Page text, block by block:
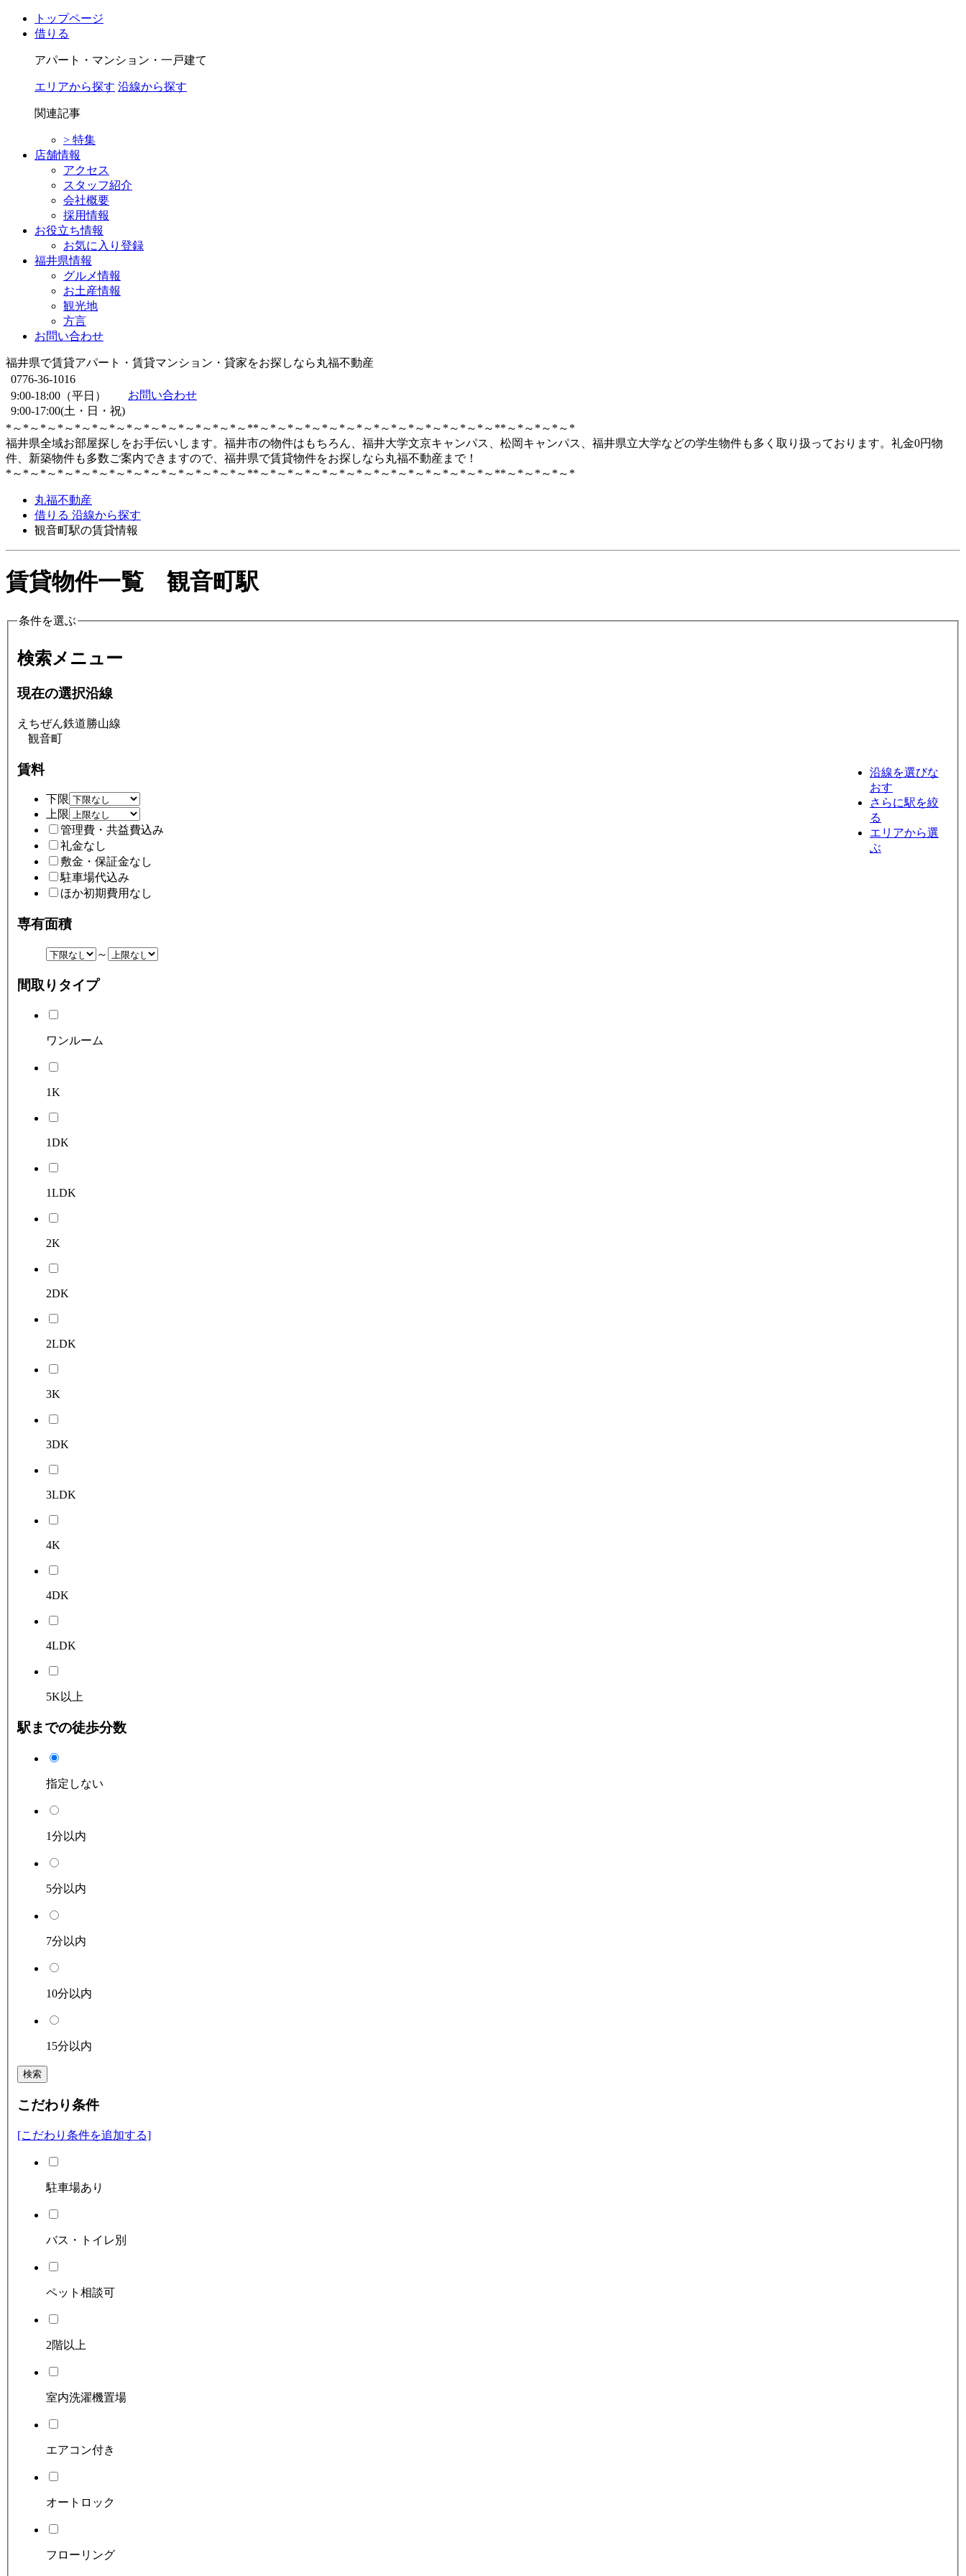
トップページ
借りる
アパート・マンション・一戸建て
エリアから探す 沿線から探す
関連記事
> 特集
店舗情報
アクセス
スタッフ紹介
会社概要
採用情報
お役立ち情報
お気に入り登録
福井県情報
グルメ情報
お土産情報
観光地
方言
お問い合わせ
福井県で賃貸アパート・賃貸マンション・貸家をお探しなら丸福不動産
0776-36-1016
お問い合わせ
9:00-18:00（平日）
9:00-17:00(土・日・祝)
*～*～*～*～*～*～*～*～*～*～*～*～*～*～**～*～*～*～*～*～*～*～*～*～*～*～*～*～**～*～*～*～*
福井県全域お部屋探しをお手伝いします。福井市の物件はもちろん、福井大学文京キャンパス、松岡キャンパス、福井県立大学などの学生物件も多く取り扱っております。礼金0円物
件、新築物件も多数ご案内できますので、福井県で賃貸物件をお探しなら丸福不動産まで！
*～*～*～*～*～*～*～*～*～*～*～*～*～*～**～*～*～*～*～*～*～*～*～*～*～*～*～*～**～*～*～*～*
丸福不動産
借りる 沿線から探す
観音町駅の賃貸情報
賃貸物件一覧 観音町駅
条件を選ぶ
検索メニュー
現在の選択沿線
えちぜん鉄道勝山線
観音町
沿線を選びな
おす
さらに駅を絞
る
エリアから選
ぶ
賃料
下限
上限
管理費・共益費込み
礼金なし
敷金・保証金なし
駐車場代込み
ほか初期費用なし
専有面積
～
間取りタイプ
ワンルーム
1K
1DK
1LDK
2K
2DK
2LDK
3K
3DK
3LDK
4K
4DK
4LDK
5K以上
駅までの徒歩分数
指定しない
1分以内
5分以内
7分以内
10分以内
15分以内
検索
こだわり条件
[こだわり条件を追加する]
駐車場あり
バス・トイレ別
ペット相談可
2階以上
室内洗濯機置場
エアコン付き
オートロック
フローリング